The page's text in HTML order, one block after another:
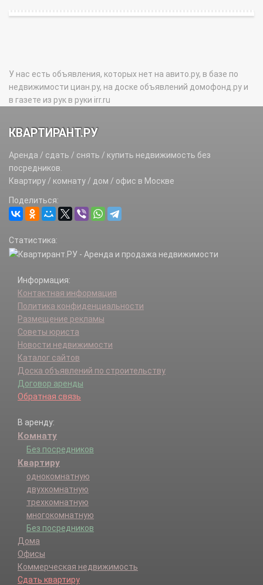
У нас есть объявления, которых нет на авито.ру, в базе по
недвижимости циан.ру, на доске объявлений домофонд.ру и
в газете из рук в руки irr.ru
КВАРТИРАНТ.РУ
Аренда / сдать / снять / купить недвижимость без
посредников.
Квартиру / комнату / дом / офис в Москве
Поделиться:
Статистика:
Информация:
Контактная информация
Политика конфиденциальности
Размещение рекламы
Советы юриста
Новости недвижимости
Каталог сайтов
Доска объявлений по строительству
Договор аренды
Обратная связь
В аренду:
Комнату
Без посредников
Квартиру
однокомнатную
двухкомнатную
трехкомнатную
многокомнатную
Без посредников
Дома
Офисы
Коммерческая недвижимость
Сдать квартиру